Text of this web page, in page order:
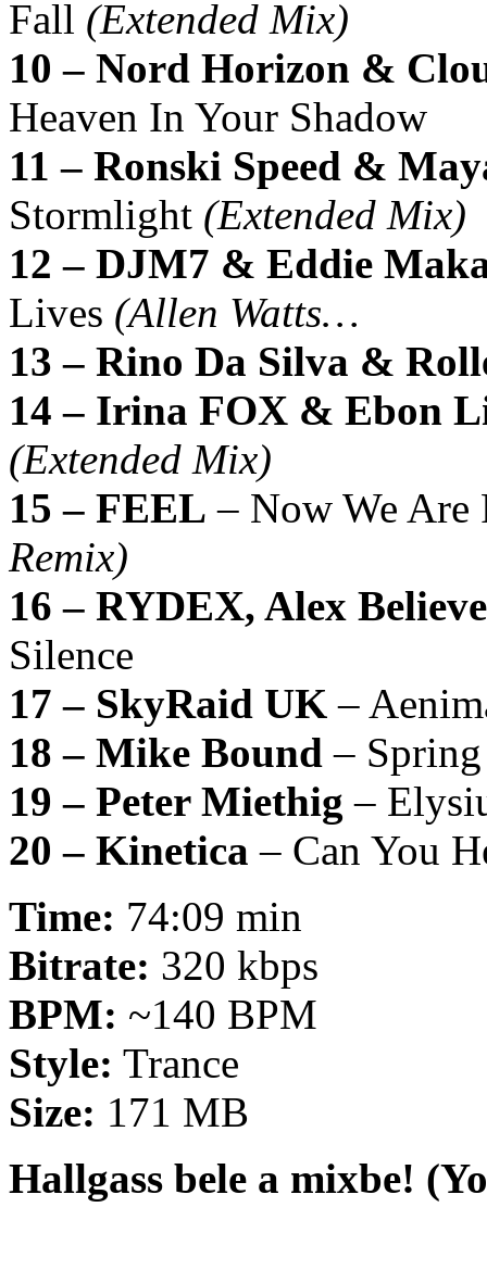
Fall (Extended Mix)
10 – Nord Horizon &
Heaven In Your Shadow
11 – Ronski Speed &
Stormlight (Extended Mix)
12 – DJM7 & Eddie
Lives (Allen Watts…
13 – Rino Da Silva &
14 – Irina FOX & Ebon
(Extended Mix)
15 – FEEL – Now We Are
Remix)
16 – RYDEX, Alex
Silence
17 – SkyRaid UK –
18 – Mike Bound –
19 – Peter Miethig –
20 – Kinetica – Can You
Time: 74:09 min
Bitrate: 320 kbps
BPM: ~140 BPM
Style: Trance
Size: 171 MB
Hallgass bele a mixbe!